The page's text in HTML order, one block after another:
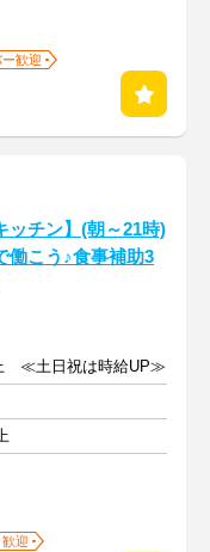
歓迎
ッチン】(朝～21時)
働こう♪食事補助3
≪土日祝は時給UP≫
迎